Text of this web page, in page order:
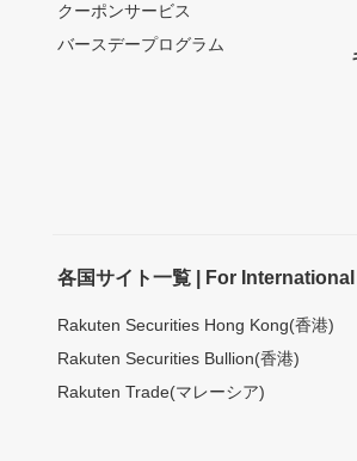
クーポンサービス
バースデープログラム
各国サイト一覧 | For International
Rakuten Securities Hong Kong(香港)
Rakuten Securities Bullion(香港)
Rakuten Trade(マレーシア)